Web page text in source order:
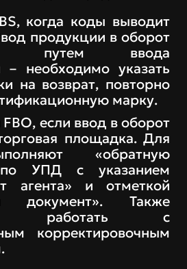
когда коды выводит
продукции в оборот
путем ввода
– необходимо указать
на возврат, повторно
марку.
если ввод в оборот
площадка. Для
«обратную
по УПД с указанием
агента» и отметкой
документ». Также
работать с
корректировочным